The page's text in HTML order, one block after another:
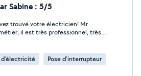
Sabine : 5/5
trouvé votre électricien! Mr
il est très professionnel, très
plus longtemps que prévu (plus
pour réparer 'une fuite d'eau
Pose d'interrupteur